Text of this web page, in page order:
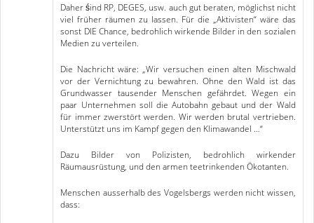
Daher śind RP, DEGES, usw. auch gut beraten, möglichst nicht
viel früher räumen zu lassen. Für die „Aktivisten“ wäre das
sonst DIE Chance, bedrohlich wirkende Bilder in den sozialen
Medien zu verteilen.
Die Nachricht wäre: „Wir versuchen einen alten Mischwald
vor der Vernichtung zu bewahren. Ohne den Wald ist das
Grundwasser tausender Menschen gefährdet. Wegen ein
paar Unternehmen soll die Autobahn gebaut und der Wald
für immer zwerstört werden. Wir werden brutal vertrieben.
Unterstützt uns im Kampf gegen den Klimawandel …“
Dazu Bilder von Polizisten, bedrohlich wirkender
Räumausrüstung, und den armen teetrinkenden Ökotanten.
Menschen ausserhalb des Vogelsbergs werden nicht wissen,
dass: